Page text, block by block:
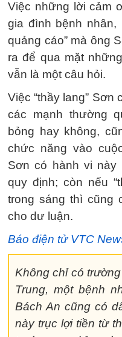
Việc những lời cảm
gia đình bệnh nhân,
quảng cáo” mà ông
ra để qua mặt
vẫn là một câu hỏi.
Việc “thầy lang” Sơn
các mạnh thường
bỏng hay không,
chức năng vào
Sơn có hành vi này
quy định; còn nếu
trong sáng thì cũng
cho dư luận.
Báo điện tử VTC
Không chỉ có
Trung, một bệnh
Bách An cũng có
này trục lợi tiền từ